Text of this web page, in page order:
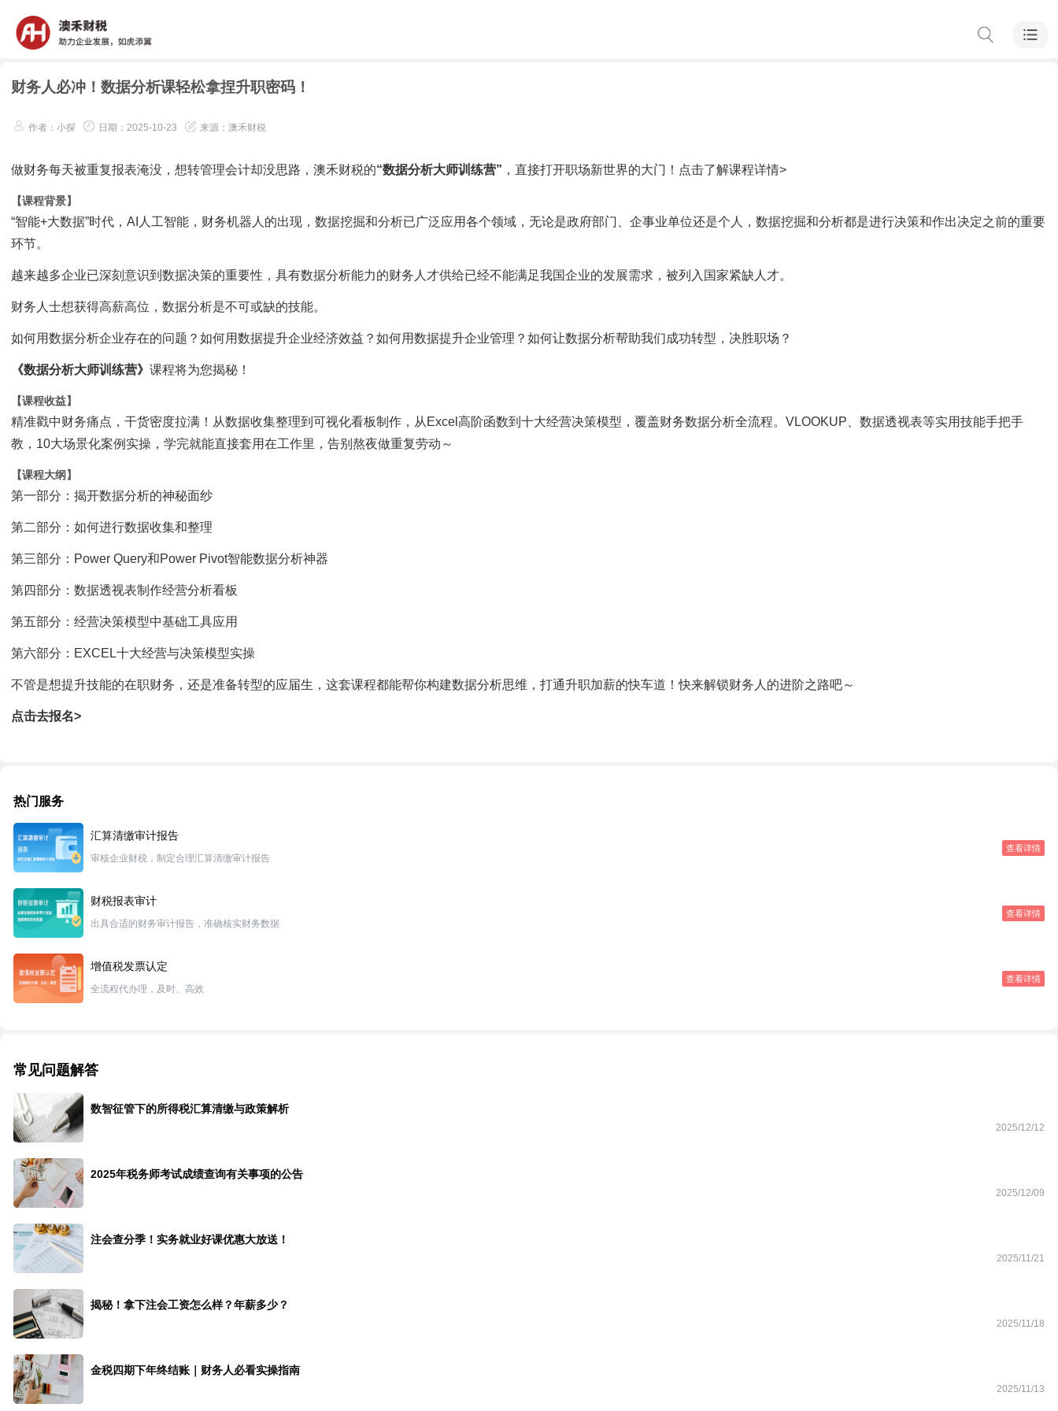
财务人必冲！数据分析课轻松拿捏升职密码！
作者：小探 日期：2025-10-23 来源：澳禾财税
做财务每天被重复报表淹没，想转管理会计却没思路，澳禾财税的“数据分析大师训练营” ，直接打开职场新世界的大门！点击了解课程详情>
【课程背景】
“智能+大数据”时代，AI人工智能，财务机器人的出现，数据挖掘和分析已广泛应用各个领域，无论是政府部门、企事业单位还是个人，数据挖掘和分析都是进行决策和作出决定之前的重要
环节。
越来越多企业已深刻意识到数据决策的重要性，具有数据分析能力的财务人才供给已经不能满足我国企业的发展需求，被列入国家紧缺人才。
财务人士想获得高薪高位，数据分析是不可或缺的技能。
如何用数据分析企业存在的问题？如何用数据提升企业经济效益？如何用数据提升企业管理？如何让数据分析帮助我们成功转型，决胜职场？
《数据分析大师训练营》 课程将为您揭秘！
【课程收益】
精准戳中财务痛点，干货密度拉满！ 从数据收集整理到可视化看板制作，从Excel高阶函数到十大经营决策模型，覆盖财务数据分析全流程。VLOOKUP、数据透视表等实用技能手把手
教，10大场景化案例实操，学完就能直接套用在工作里，告别熬夜做重复劳动～
【课程大纲】
第一部分：揭开数据分析的神秘面纱
第二部分：如何进行数据收集和整理
第三部分：Power Query和Power Pivot智能数据分析神器
第四部分：数据透视表制作经营分析看板
第五部分：经营决策模型中基础工具应用
第六部分：EXCEL十大经营与决策模型实操
不管是想提升技能的在职财务，还是准备转型的应届生，这套课程都能帮你构建数据分析思维，打通升职加薪的快车道！快来解锁财务人的进阶之路吧～
点击去报名>
热门服务
汇算清缴审计报告
审核企业财税，制定合理汇算清缴审计报告
查看详情
财税报表审计
出具合适的财务审计报告，准确核实财务数据
查看详情
增值税发票认定
全流程代办理，及时、高效
查看详情
常见问题解答
数智征管下的所得税汇算清缴与政策解析
2025/12/12
2025年税务师考试成绩查询有关事项的公告
2025/12/09
注会查分季！实务就业好课优惠大放送！
2025/11/21
揭秘！拿下注会工资怎么样？年薪多少？
2025/11/18
金税四期下年终结账｜财务人必看实操指南
2025/11/13